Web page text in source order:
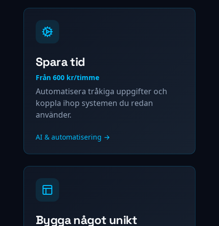
Spara tid
Från 600 kr/timme
Automatisera tråkiga uppgifter och
koppla ihop systemen du redan
använder.
AI & automatisering →
Bygga något unikt